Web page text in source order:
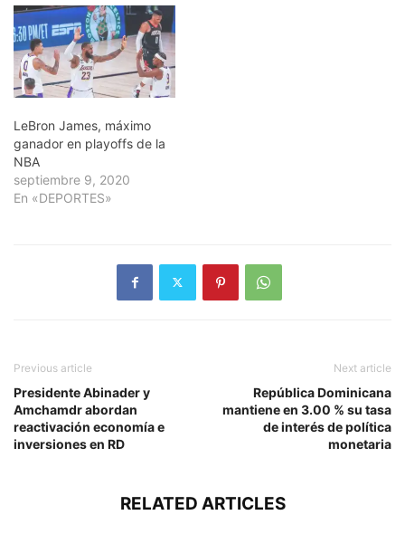
LeBron James, máximo
ganador en playoffs de la
NBA
septiembre 9, 2020
En «DEPORTES»
Previous article
Presidente Abinader y
Amchamdr abordan
reactivación economía e
inversiones en RD
Next article
República Dominicana
mantiene en 3.00 % su tasa
de interés de política
monetaria
RELATED ARTICLES